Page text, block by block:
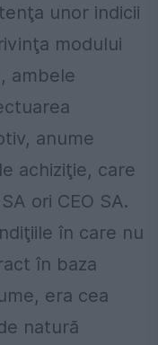
unor indicii
modului
ambele
anume
achiziţie, care
ori CEO SA.
în care nu
în baza
era cea
natură